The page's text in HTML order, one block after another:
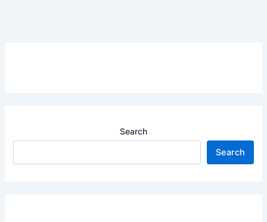
Search
Search